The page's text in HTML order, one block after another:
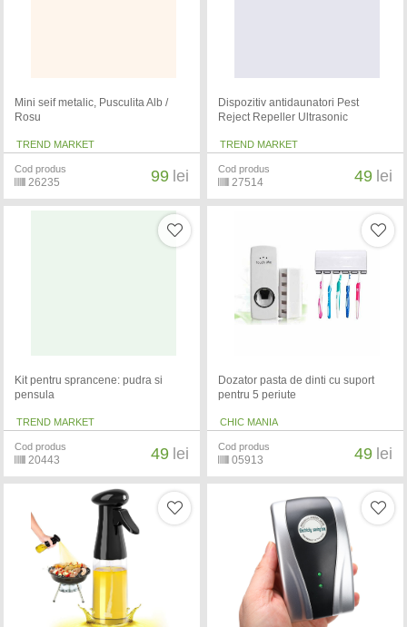
Mini seif metalic, Pusculita Alb /
Rosu
TREND MARKET
Cod produs
26235 99 lei
Dispozitiv antidaunatori Pest
Reject Repeller Ultrasonic
TREND MARKET
Cod produs
27514 49 lei
Kit pentru sprancene: pudra si
pensula
TREND MARKET
Cod produs
20443 49 lei
Dozator pasta de dinti cu suport
pentru 5 periute
CHIC MANIA
Cod produs
05913 49 lei